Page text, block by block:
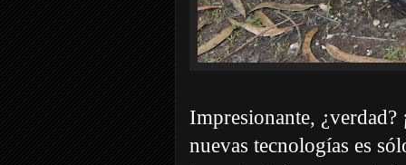
Impresionante,
nuevas tecnologías es